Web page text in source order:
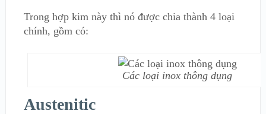
Trong hợp kim này thì nó được chia thành 4 loại
chính, gồm có:
Các loại inox thông dụng
Austenitic